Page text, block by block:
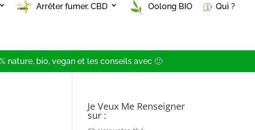
Arrêter fumer, CBD Oolong BIO Qui ?
nature, bio, vegan et les conseils avec 🙂
Je Veux Me Renseigner
sur :